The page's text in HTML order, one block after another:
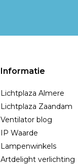
Informatie
Lichtplaza Almere
Lichtplaza Zaandam
Ventilator blog
IP Waarde
Lampenwinkels
Artdelight verlichting